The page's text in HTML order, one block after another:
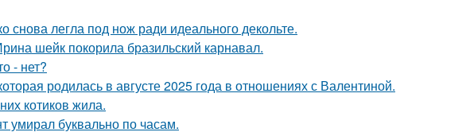
легла под нож ради идеального декольте.
шейк покорила бразильский карнавал.
- нет?
родилась в августе 2025 года в отношениях с Валентиной.
котиков жила.
умирал буквально по часам.